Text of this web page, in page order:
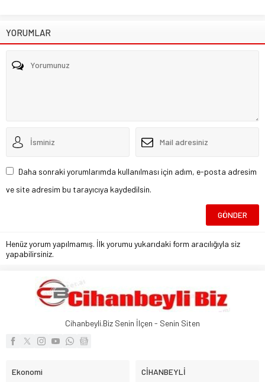
YORUMLAR
Daha sonraki yorumlarımda kullanılması için adım, e-posta adresim
ve site adresim bu tarayıcıya kaydedilsin.
Henüz yorum yapılmamış. İlk yorumu yukarıdaki form aracılığıyla siz
yapabilirsiniz.
Cihanbeyli.Biz Senin İlçen - Senin Siten
Ekonomi CİHANBEYLİ